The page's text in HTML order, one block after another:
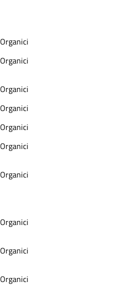
Organici
Organici
Organici
Organici
Organici
Organici
Organici
Organici
Organici
Organici